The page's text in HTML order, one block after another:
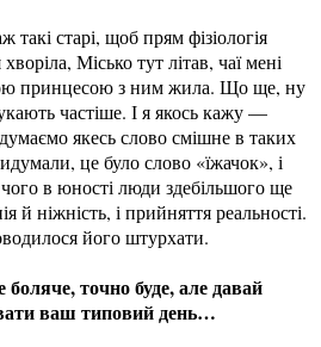
старі, щоб прям фізіологія
Місько тут літав, чаї мені
принцесою з ним жила. Що ще, ну
частіше. І я якось кажу —
якесь слово смішне в таких
це було слово «їжачок», і
в юності люди здебільшого ще
й ніжність, і прийняття реальності.
його штурхати.
точно буде, але давай
ваш типовий день…